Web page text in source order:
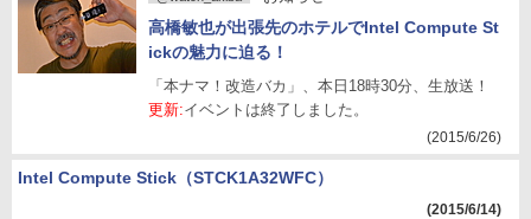
高橋敏也が出張先のホテルでIntel Compute St
ickの魅力に迫る！
「本ナマ！改造バカ」、本日18時30分、生放送！
更新:イベントは終了しました。
(2015/6/26)
Intel Compute Stick（STCK1A32WFC）
(2015/6/14)